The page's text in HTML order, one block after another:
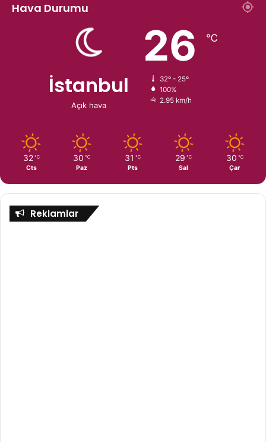
Hava Durumu
İstanbul
Açık hava
26 ℃
32º - 25º
100%
2.95 km/h
32 ℃
Cts
30 ℃
Paz
31 ℃
Pts
29 ℃
Sal
30 ℃
Çar
Reklamlar